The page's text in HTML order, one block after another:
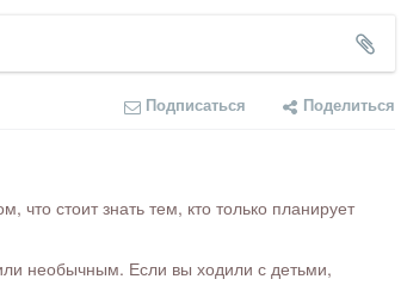
Подписаться Поделиться
стоит знать тем, кто только планирует
необычным. Если вы ходили с детьми,